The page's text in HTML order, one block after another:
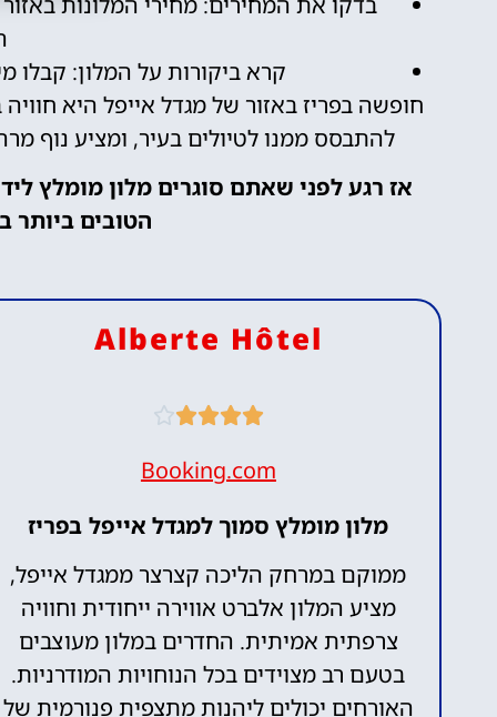
קרא ביקורות על המלון: קבלו
חופשה בפריז באזור של מגדל אייפל היא
להתבסס ממנו לטיולים בעיר, ומציע נוף
אז רגע לפני שאתם סוגרים מלון מומלץ
הטובים ביותר
Alberte Hôtel





Booking.com
מלון מומלץ סמוך למגדל אייפל בפריז
ממוקם במרחק הליכה קצרצר ממגדל אייפל,
מציע המלון אלברט אווירה ייחודית וחוויה
צרפתית אמיתית. החדרים במלון מעוצבים
בטעם רב מצוידים בכל הנוחויות המודרניות.
האורחים יכולים ליהנות מתצפית פנורמית של